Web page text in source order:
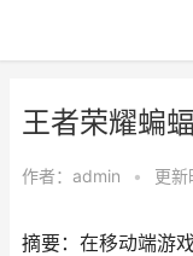
王者荣耀蝙
作者： admin • 更
摘要：在移动端游